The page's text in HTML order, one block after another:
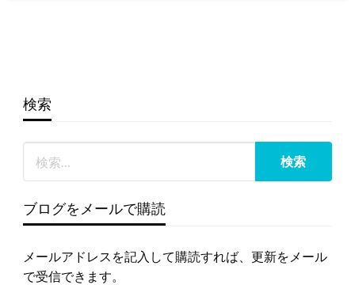
検索
ブログをメールで購読
メールアドレスを記入して購読すれば、更新をメール
で受信できます。